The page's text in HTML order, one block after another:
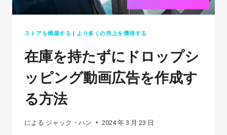
ストアを構築する | より多くの売上を獲得する
在庫を持たずにドロップシ
ッピング動画広告を作成す
る方法
による ジャック・ハン 2024 年 3 月 23 日